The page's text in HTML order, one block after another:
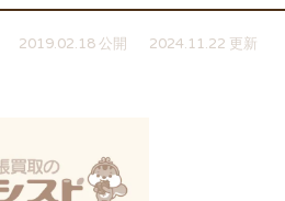
2019.02.18 公開
2024.11.22 更新